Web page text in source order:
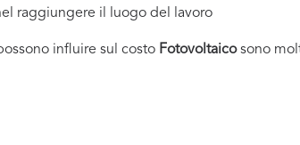
raggiungere il luogo del lavoro
influire sul costo Fotovoltaicosono